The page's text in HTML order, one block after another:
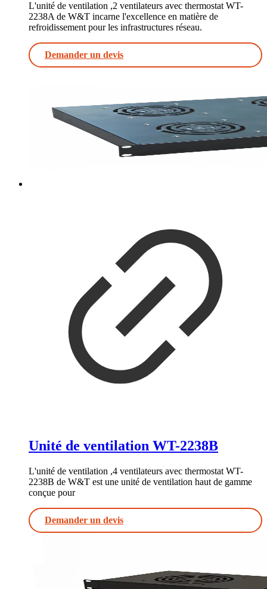
L'unité de ventilation ,2 ventilateurs avec thermostat WT-
2238A de W&T incarne l'excellence en matière de
refroidissement pour les infrastructures réseau.
Demander un devis
Unité de ventilation WT-2238B
L'unité de ventilation ,4 ventilateurs avec thermostat WT-
2238B de W&T est une unité de ventilation haut de gamme
conçue pour
Demander un devis